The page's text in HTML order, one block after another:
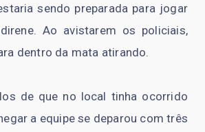
sendo preparada para jogar
Ao avistarem os policiais,
dentro da mata atirando.
de que no local tinha ocorrido
a equipe se deparou com três